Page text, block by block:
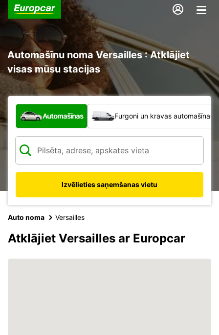
Automašīnu noma Versailles : Atklājiet
visas mūsu stacijas
Kāda veida transportlīdzeklis?
Automašīnas Furgoni un kravas automašīnas
Izvēlieties saņemšanas vietu
Auto noma Versailles
Atklājiet Versailles ar Europcar